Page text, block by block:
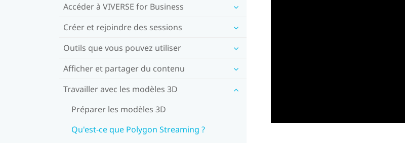
Accéder à VIVERSE for Business
Créer et rejoindre des sessions
Outils que vous pouvez utiliser
Afficher et partager du contenu
Travailler avec les modèles 3D
Préparer les modèles 3D
Qu'est-ce que Polygon Streaming ?